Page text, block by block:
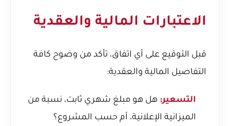
الاعتبارات المالية والعقدية
قبل التوقيع على أي اتفاق، تأكد من وضوح كافة
التفاصيل المالية والعقدية:
التسعير: هل هو مبلغ شهري ثابت، نسبة من
الميزانية الإعلانية، أم حسب المشروع؟